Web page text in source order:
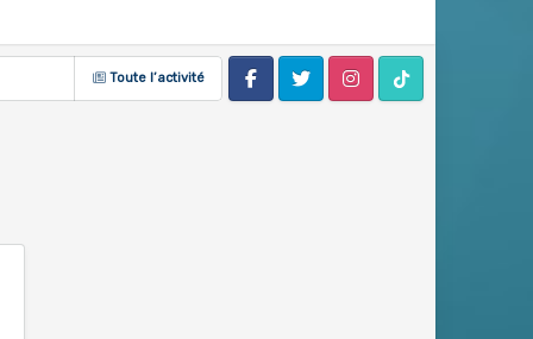
Toute l’activité
FacebookTwitter InstagramTik Tok